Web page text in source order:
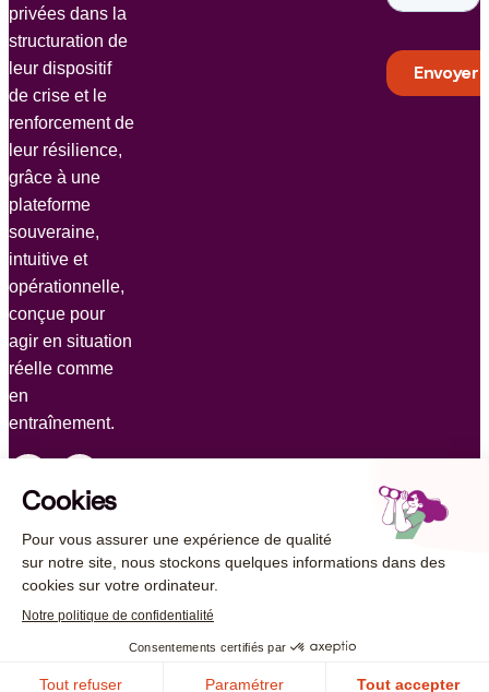
privées dans la
structuration de
leur dispositif
de crise et le
renforcement de
leur résilience,
grâce à une
plateforme
souveraine,
intuitive et
opérationnelle,
conçue pour
agir en situation
réelle comme
en
entraînement.
© 2026 AUCAE. Tous droits réservés
Mentions légales Politique de protection des données
Politique de gestion des cookies